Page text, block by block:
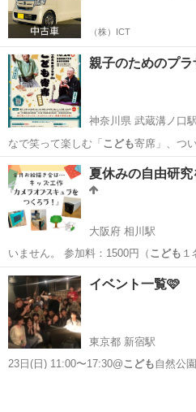
（株）ICT
親子のためのプ
神奈川県 武蔵溝ノ口駅
なで笑って楽しむ「こども寄席」、
も券：1,000円 … 枚で、おとな1名とこ
できません。こども寄席のチケットに
神奈川 川崎市 武蔵溝ノ口駅
夏休みの自由研
大阪府 相川駅
いません。 参加料：1500円（ こども
等準備…
大阪 吹田市 相川駅 その他
イベント一覧🩷
東京都 新宿駅
23日(日) 11:00〜17:30@こども